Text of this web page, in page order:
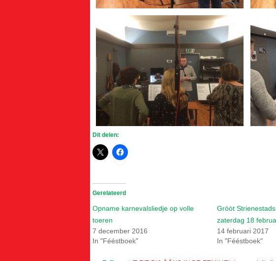
Dit delen:
Gerelateerd
Opname karnevalsliedje op volle
toeren
7 december 2016
In "Fééstboek"
Gròòt
zaterdag 18
14 februari 2017
In "Fééstboek"